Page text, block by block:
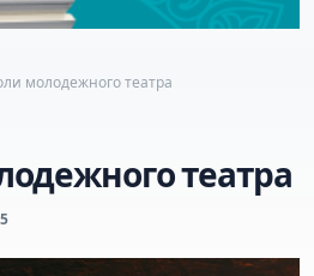
молодежного театра
театра